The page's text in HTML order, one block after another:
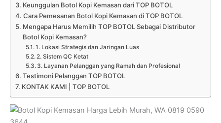
Keunggulan Botol Kopi Kemasan dari TOP BOTOL
Cara Pemesanan Botol Kopi Kemasan di TOP BOTOL
Mengapa Harus Memilih TOP BOTOL Sebagai Distributor
Botol Kopi Kemasan?
1. Lokasi Strategis dan Jaringan Luas
2. Sistem QC Ketat
3. Layanan Pelanggan yang Ramah dan Profesional
Testimoni Pelanggan TOP BOTOL
KONTAK KAMI | TOP BOTOL